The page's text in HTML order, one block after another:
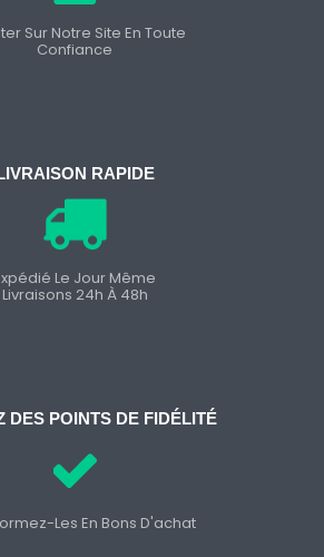
Sur Notre Site En Toute
Confiance
RAPIDE
Le Jour Même
Livraisons 24h À 48h
DES POINTS DE FIDÉLITÉ
Les En Bons D'achat